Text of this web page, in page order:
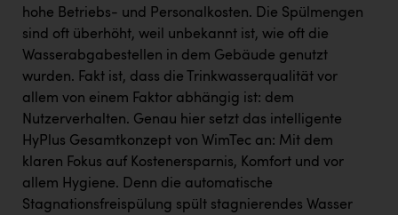
hohe Betriebs- und Personalkosten. Die Spülmengen
sind oft überhöht, weil unbekannt ist, wie oft die
Wasserabgabestellen in dem Gebäude genutzt
wurden. Fakt ist, dass die Trinkwasserqualität vor
allem von einem Faktor abhängig ist: dem
Nutzerverhalten. Genau hier setzt das intelligente
HyPlus Gesamtkonzept von WimTec an: Mit dem
klaren Fokus auf Kostenersparnis, Komfort und vor
allem Hygiene. Denn die automatische
Stagnationsfreispülung spült stagnierendes Wasser